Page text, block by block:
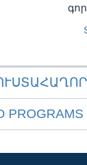
PROGRAMS